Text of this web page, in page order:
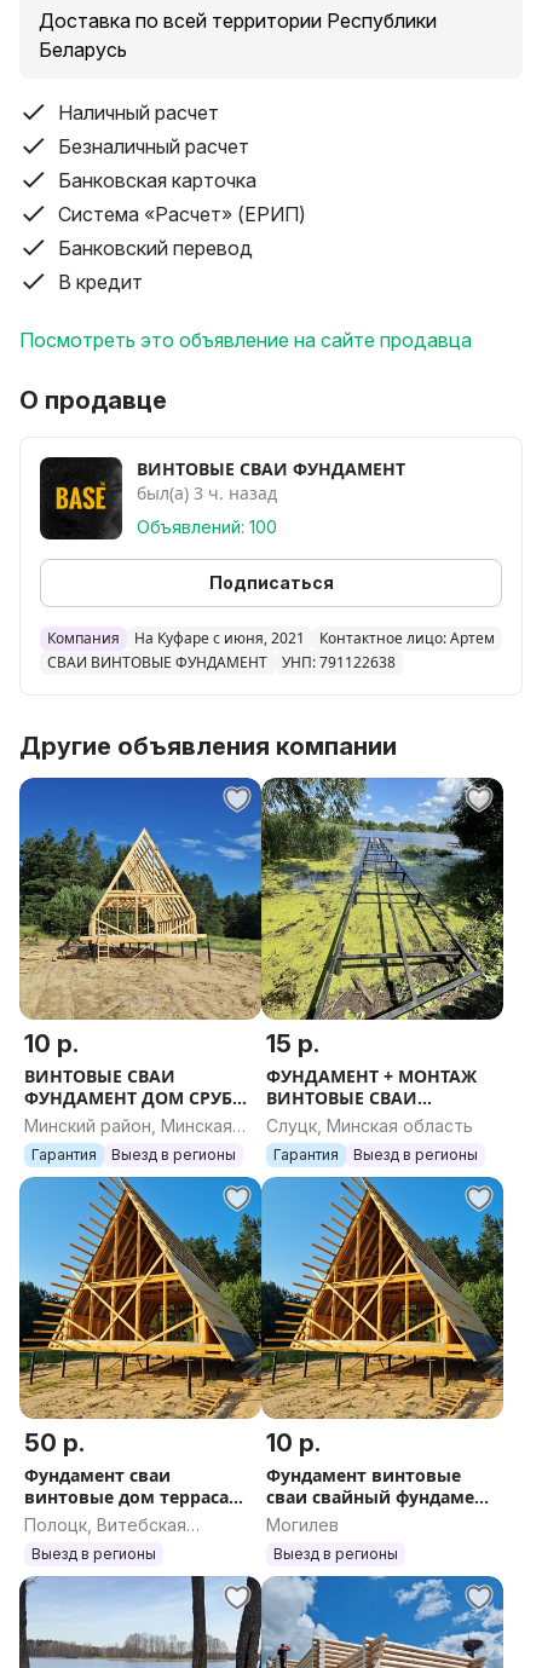
монтаж свай, но и предоставляем
профессиональную консультацию от экспертов с
Звоните — предоставим бесплатный расчет
свайного фундамента и выезд на ваш участок!
Преимущества винтовых свай:
- Можно строить сразу после установки
- Не боятся грунтовых вод
- Идеальны для любого типа почвы
- Служат более 100 лет
- Не требуют усадки
Наши стандартные сваи:
- Длина: от 1500 до 6000 мм
- Толщина стенки: 3-5 мм
- Антикоррозийное покрытие
- Усиленная лопасть.
Свяжитесь с нами — рассчитаем стоимость
фундамента под ключ за 2 минуты! Доверьте
установку винтовых свай профессионалам.
Доставка по всей территории Республики
Беларусь
Наличный расчет
Безналичный расчет
Банковская карточка
Система «Расчет» (ЕРИП)
Банковский перевод
В кредит
Посмотреть это объявление на сайте продавца
О продавце
ВИНТОВЫЕ СВАИ ФУНДАМЕНТ
был(а) 3 ч. назад
Объявлений: 100
Подписаться
Компания На Куфаре с июня, 2021
Контактное лицо: Артем
СВАИ ВИНТОВЫЕ ФУНДАМЕНТ
УНП: 791122638
Другие объявления компании
10 р.
ВИНТОВЫЕ СВАИ
ФУНДАМЕНТ ДОМ СРУБ
КАРКАСНИК АФРЕЙМ
КАРКАСНЫЙ БЕСЕДКА
ТЕРРАСА ПИРС ЗАБОР БУР
БРУС
Минский район, Минская
область
Гарантия Выезд в регионы
15 р.
ФУНДАМЕНТ + МОНТАЖ
ВИНТОВЫЕ СВАИ
МОНТАЖ ДОМ БАНЯ СРУБ
КАРКАСНОЕ БРУС СИП
ОПАЛУБКА ЗАБОР
РОСТВЕРК ТЕР
Слуцк, Минская область
Гарантия Выезд в регионы
50 р.
Фундамент сваи
винтовые дом терраса
беседка пирс каркас баня
участок
Полоцк, Витебская
область
Выезд в регионы
10 р.
Фундамент винтовые
сваи свайный фундамент
ростверк дом причал
баня беседка
Могилев
Выезд в регионы